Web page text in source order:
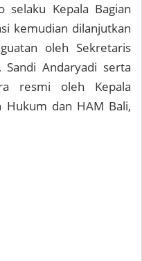
selaku Kepala Bagian
kemudian dilanjutkan
oleh Sekretaris
Andaryadi serta
resmi oleh Kepala
Hukum dan HAM Bali,